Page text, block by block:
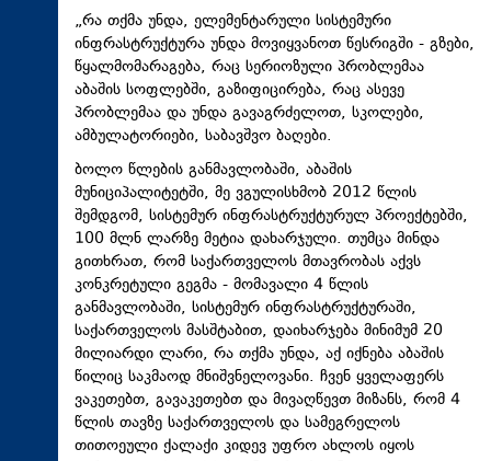
„რა თქმა უნდა, ელემენტარული სისტემური
ინფრასტრუქტურა უნდა მოვიყვანოთ წესრიგში - გზები,
წყალმომარაგება, რაც სერიოზული პრობლემაა
აბაშის სოფლებში, გაზიფიცირება, რაც ასევე
პრობლემაა და უნდა გავაგრძელოთ, სკოლები,
ამბულატორიები, საბავშვო ბაღები.
ბოლო წლების განმავლობაში, აბაშის
მუნიციპალიტეტში, მე ვგულისხმობ 2012 წლის
შემდგომ, სისტემურ ინფრასტრუქტურულ პროექტებში,
100 მლნ ლარზე მეტია დახარჯული. თუმცა მინდა
გითხრათ, რომ საქართველოს მთავრობას აქვს
კონკრეტული გეგმა - მომავალი 4 წლის
განმავლობაში, სისტემურ ინფრასტრუქტურაში,
საქართველოს მასშტაბით, დაიხარჯება მინიმუმ 20
მილიარდი ლარი, რა თქმა უნდა, აქ იქნება აბაშის
წილიც საკმაოდ მნიშვნელოვანი. ჩვენ ყველაფერს
ვაკეთებთ, გავაკეთებთ და მივაღწევთ მიზანს, რომ 4
წლის თავზე საქართველოს და სამეგრელოს
თითოეული ქალაქი კიდევ უფრო ახლოს იყოს